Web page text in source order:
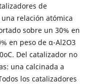
de
relación atómica
sobre un 30% en
en peso de α-Al2O3
Del catalizador no
una calcinada a
los catalizadores